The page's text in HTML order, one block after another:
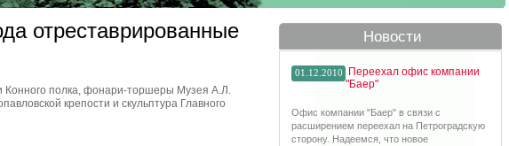
отреставрированные
Конного полка, фонари-торшеры Музея А.Л.
крепости и скульптура Главного
Новости
01.12.2010
Переехал офис компании
"Баер"
Офис компании "Баер" в связи с
расширением переехал на Петроградскую
сторону. Надеемся, что новое